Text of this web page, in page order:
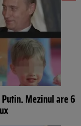
Mezinul are 6